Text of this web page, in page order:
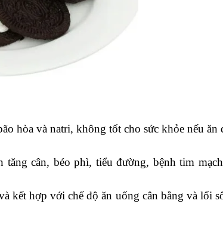
hòa và natri, không tốt cho sức khỏe nếu ăn
tăng cân, béo phì, tiểu đường, bệnh tim
kết hợp với chế độ ăn uống cân bằng và lối